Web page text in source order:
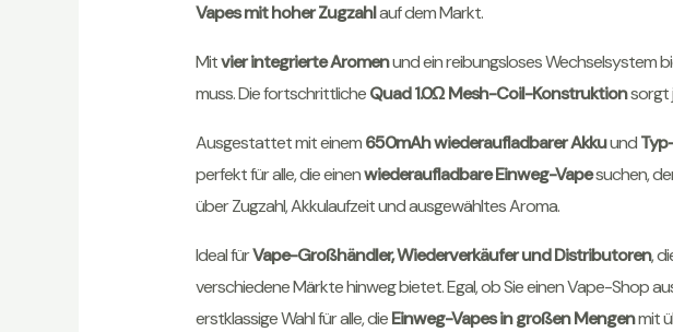
Vapes mit hoher Zugzahlauf dem Markt.
Mitvier integrierte Aromenund ein reibungsloses Wechselsystem
muss. Die fortschrittlicheQuad 1.0Ω Mesh-Coil-Konstruktionsorgt
Ausgestattet mit einem650mAh wiederaufladbarer Akkuund
perfekt für alle, die einenwiederaufladbare Einweg-Vapesuchen,
über Zugzahl, Akkulaufzeit und ausgewähltes Aroma.
Ideal fürVape-Großhändler, Wiederverkäufer und Distributoren,
verschiedene Märkte hinweg bietet. Egal, ob Sie einen Vape-Shop
erstklassige Wahl für alle, dieEinweg-Vapes in großen Mengenmit